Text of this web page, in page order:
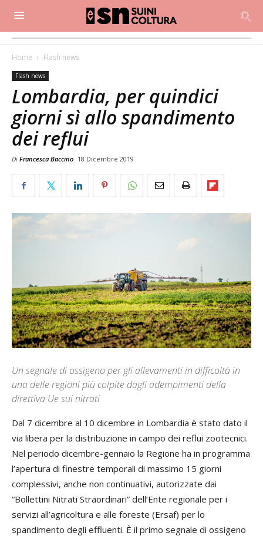
Home Flash news
Flash news
Lombardia, per quindici
giorni sì allo spandimento
dei reflui
Di Francesca Baccino 18 Dicembre 2019
Un segnale di ossigeno per gli allevamenti in difficoltà in
una delle regioni più colpite dagli adempimenti della
direttiva Ue sui nitrati
Dal 7 dicembre al 10 dicembre in Lombardia è stato dato il
via libera per la distribuzione in campo dei reflui zootecnici.
Nel periodo dicembre-gennaio la Regione ha in programma
l’apertura di finestre temporali di massimo 15 giorni
complessivi, anche non continuativi, autorizzate dai
“Bollettini Nitrati Straordinari” dell’Ente regionale per i
servizi all’agricoltura e alle foreste (Ersaf) per lo
spandimento degli effluenti. È il primo segnale di ossigeno